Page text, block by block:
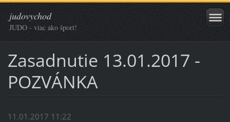
judovychod
JUDO - viac ako šport!
Zasadnutie 13.01.2017 -
POZVÁNKA
11.01.2017 11:22